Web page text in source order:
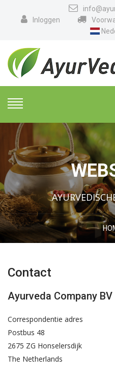
Inloggen
Contact
Ayurveda Company BV
Correspondentie adres
Postbus 48
2675 ZG Honselersdijk
The Netherlands